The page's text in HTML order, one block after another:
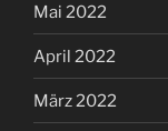
Mai 2022
April 2022
März 2022